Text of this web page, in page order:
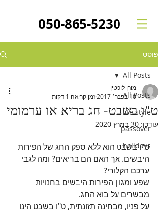
050-865-5230
פוסט
All Posts
life style
passover
holidays
All Posts
ט"ו בשבט- חג בריא או ערמומי
מורן לופטין
10 בפבר׳ 2017
זמן קריאה 1 דקות
עודכן: 30 במרץ 2020
ט"ו בשבט הוא ללא ספק החג של הפירות
היבשים. אך האם הם בריאים? ומה לגבי
ערכם הקלורי?
שפע ומגוון הפירות היבשים בחנויות
מבשרים על בוא החג.
על פניו, מבחינה תזונתית, ט"ו בשבט הינו